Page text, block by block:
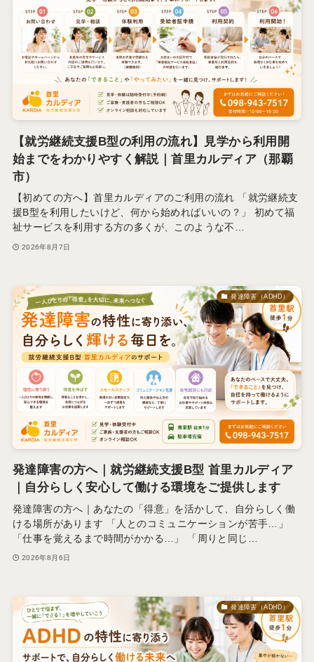
【就労継続支援B型の利用の流れ】見学から利用開
始までをわかりやすく解説｜首里カルディア（那覇
市）
【初めての方へ】首里カルディアのご利用の流れ 「就労継続支
援B型を利用したいけど、何から始めればいいの？」 初めて福
祉サービスを利用する方の多くが、このような不…
2026年8月7日
発達障害（ADHD）
発達障害の方へ｜就労継続支援B型 首里カルディア
｜自分らしく安心して働ける環境をご提供します
発達障害の方へ｜あなたの「得意」を活かして、自分らしく働
ける場所があります 「人とのコミュニケーションが苦手…」
「仕事を覚えるまで時間がかかる…」 「周りと同じ…
2026年8月6日
発達障害（ADHD）